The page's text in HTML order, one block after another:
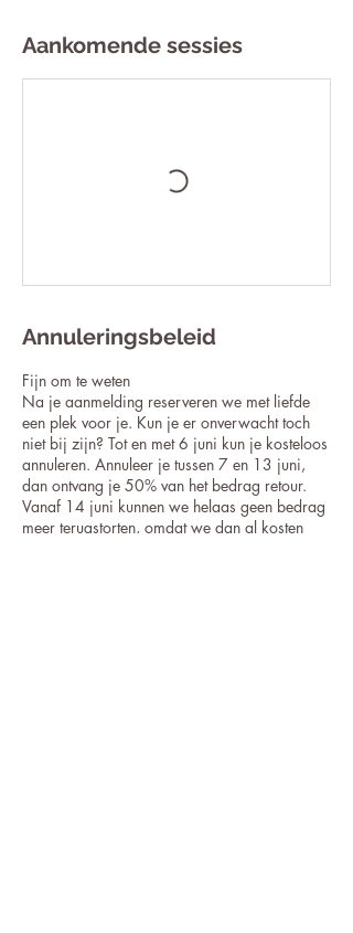
Aankomende sessies
Annuleringsbeleid
Fijn om te weten
Na je aanmelding reserveren we met liefde
een plek voor je. Kun je er onverwacht toch
niet bij zijn? Tot en met 6 juni kun je kosteloos
annuleren. Annuleer je tussen 7 en 13 juni,
dan ontvang je 50% van het bedrag retour.
Vanaf 14 juni kunnen we helaas geen bedrag
meer terugstorten, omdat we dan al kosten